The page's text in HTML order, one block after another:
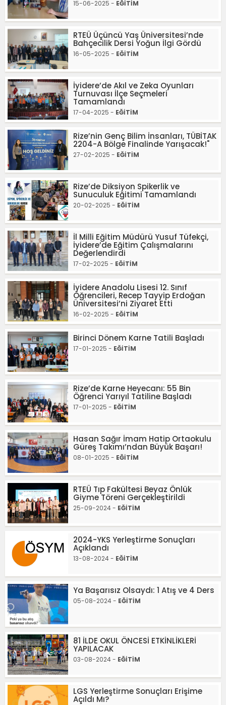
15-06-2025 - EĞİTİM
RTEÜ Üçüncü Yaş Üniversitesi’nde
Bahçecilik Dersi Yoğun İlgi Gördü
16-05-2025 - EĞİTİM
İyidere’de Akıl ve Zeka Oyunları
Turnuvası İlçe Seçmeleri
Tamamlandı
17-04-2025 - EĞİTİM
Rize’nin Genç Bilim İnsanları, TÜBİTAK
2204-A Bölge Finalinde Yarışacak!"
27-02-2025 - EĞİTİM
Rize’de Diksiyon Spikerlik ve
Sunuculuk Eğitimi Tamamlandı
20-02-2025 - EĞİTİM
İl Milli Eğitim Müdürü Yusuf Tüfekçi,
İyidere’de Eğitim Çalışmalarını
Değerlendirdi
17-02-2025 - EĞİTİM
İyidere Anadolu Lisesi 12. Sınıf
Öğrencileri, Recep Tayyip Erdoğan
Üniversitesi’ni Ziyaret Etti
16-02-2025 - EĞİTİM
Birinci Dönem Karne Tatili Başladı
17-01-2025 - EĞİTİM
Rize’de Karne Heyecanı: 55 Bin
Öğrenci Yarıyıl Tatiline Başladı
17-01-2025 - EĞİTİM
Hasan Sağır İmam Hatip Ortaokulu
Güreş Takımı’ndan Büyük Başarı!
08-01-2025 - EĞİTİM
RTEÜ Tıp Fakültesi Beyaz Önlük
Giyme Töreni Gerçekleştirildi
25-09-2024 - EĞİTİM
2024-YKS Yerleştirme Sonuçları
Açıklandı
13-08-2024 - EĞİTİM
Ya Başarısız Olsaydı: 1 Atış ve 4 Ders
05-08-2024 - EĞİTİM
81 İLDE OKUL ÖNCESİ ETKİNLİKLERİ
YAPILACAK
03-08-2024 - EĞİTİM
LGS Yerleştirme Sonuçları Erişime
Açıldı Mı?